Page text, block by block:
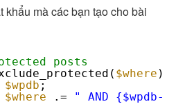
mà các bạn tạo cho bài
posts
$where ) {
$wpdb ;
$where .=
" AND {$wpdb-